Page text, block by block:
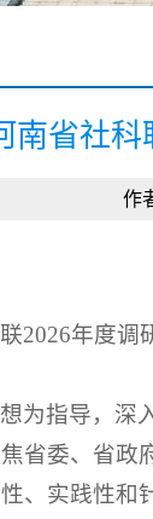
南省社科
作
2026年度调
为指导，
省委、省
、实践性和